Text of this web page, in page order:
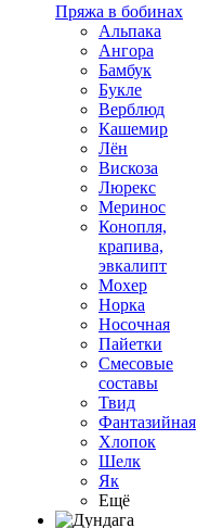
Пряжа в бобинах
Альпака
Ангора
Бамбук
Букле
Верблюд
Кашемир
Лён
Вискоза
Люрекс
Меринос
Конопля,
крапива,
эвкалипт
Мохер
Норка
Носочная
Пайетки
Смесовые
составы
Твид
Фантазийная
Хлопок
Шелк
Як
Ещё